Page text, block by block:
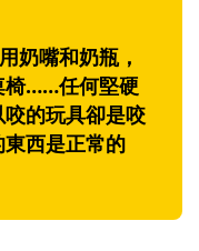
奶嘴和奶瓶，
椅……任何堅硬
的玩具卻是咬
西是正常的